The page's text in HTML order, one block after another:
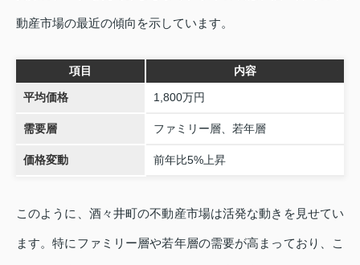
動産市場の最近の傾向を示しています。
項目 内容
平均価格 1,800万円
需要層 ファミリー層、若年層
価格変動 前年比5%上昇
このように、酒々井町の不動産市場は活発な動きを見せてい
ます。特にファミリー層や若年層の需要が高まっており、こ